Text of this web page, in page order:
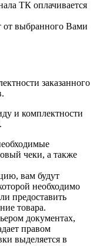
ТК оплачивается
от выбранного Вами
заказанного
и комплектности
чеки, а также
вам будут
необходимо
предоставить
товара.
документах,
правом
выделяется в